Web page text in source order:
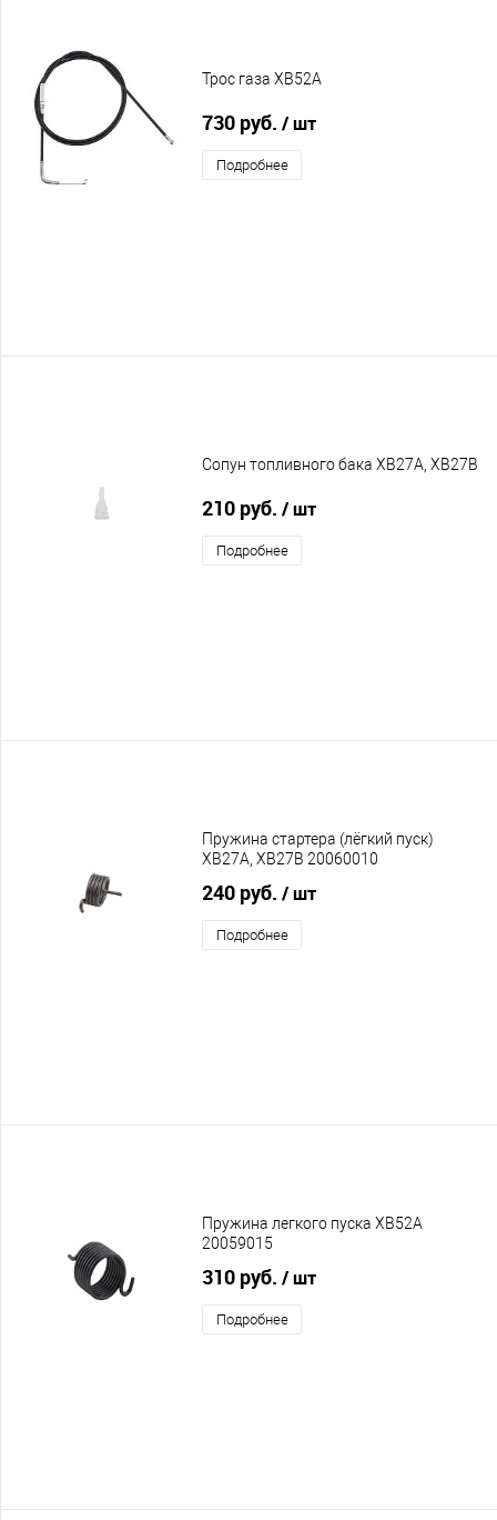
Трос газа XB52A
730 руб. / шт
Подробнее
Сопун топливного бака XB27A, XB27B
210 руб. / шт
Подробнее
Пружина стартера (лёгкий пуск)
XB27A, XB27B 20060010
240 руб. / шт
Подробнее
Пружина легкого пуска XB52A
20059015
310 руб. / шт
Подробнее